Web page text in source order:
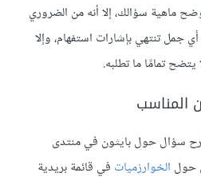
ماهية سؤالك، إلا أنه من الضروري
جمل تنتهي بإشارات استفهام، وإلا
تمامًا ما تطلبه.
المناسب
سؤال حول بايثون في منتدى
حول الخوارزميات في قائمة بريدية